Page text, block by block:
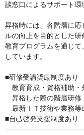
談窓口によるサポート環
昇格時には、各階層に
ルの向上を目的とした
教育プログラムを通じ
しています。
■研修受講奨励制度あり
教育育成・資格補助・
昇格した際の階層研修
最新ＩＴ技術や業務等
■自己啓発支援制度あり